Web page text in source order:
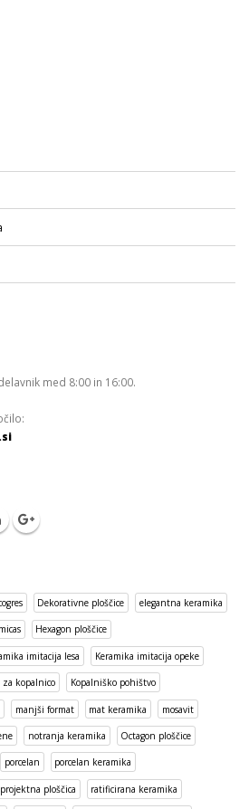
med 8:00 in 16:00.
Dekorativne ploščice elegantna keramika
Hexagon ploščice
imitacija lesa Keramika imitacija opeke
za kopalnico Kopalniško pohištvo
manjši format mat keramika mosavit
notranja keramika Octagon ploščice
porcelan porcelan keramika
projektna ploščica ratificirana keramika